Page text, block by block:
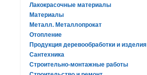
Лакокрасочные материалы
Материалы
Металл. Металлопрокат
Отопление
Продукция деревообработки и изделия
Сантехника
Строительно-монтажные работы